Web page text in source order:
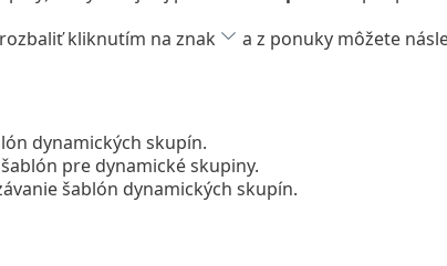
kliknutím na znak
a z ponuky môžete
dynamických skupín.
pre dynamické skupiny.
šablón dynamických skupín.